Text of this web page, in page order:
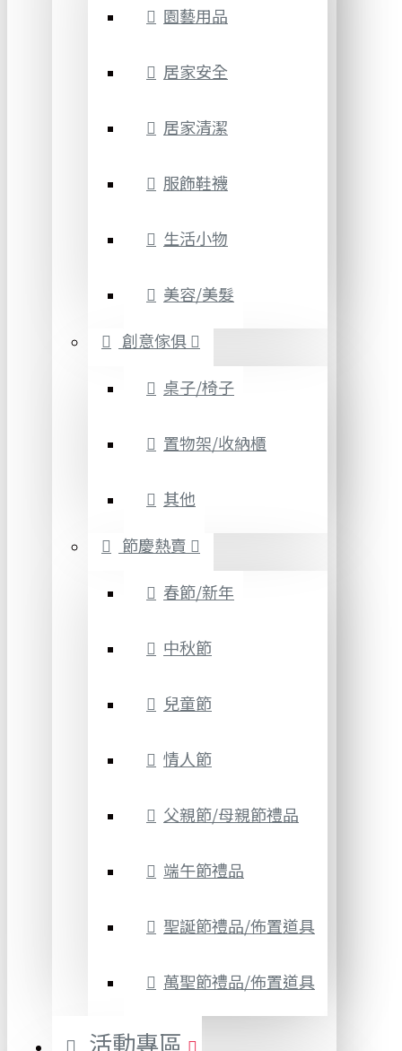
園藝用品
居家安全
居家清潔
服飾鞋襪
生活小物
美容/美髮
創意傢俱
桌子/椅子
置物架/收納櫃
其他
節慶熱賣
春節/新年
中秋節
兒童節
情人節
父親節/母親節禮品
端午節禮品
聖誕節禮品/佈置道具
萬聖節禮品/佈置道具
活動專區